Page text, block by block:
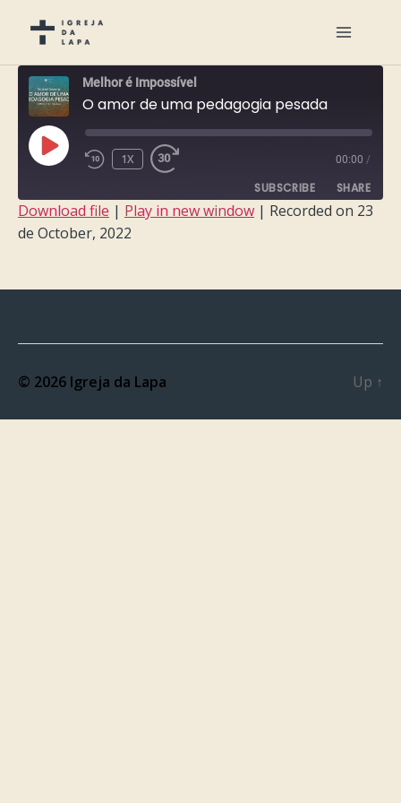
Melhor é Impossível
O amor de uma pedagogia pesada
PLAY
EPISODE
1X 00:00 /
SUBSCRIBE SHARE
SHARE
Download file | Play in new window | Recorded on 23
de October, 2022
© 2026 Igreja da Lapa Up ↑